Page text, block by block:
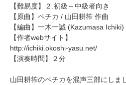
【難易度】２.初級～中級者向き
【原曲】 ペチカ / 山田耕筰 作曲
【編曲】 一木一誠 (Kazumasa Ichiki)
【作者webサイト】
http://ichiki.okoshi-yasu.net/
【演奏時間】２分
山田耕筰のペチカを混声三部にしま